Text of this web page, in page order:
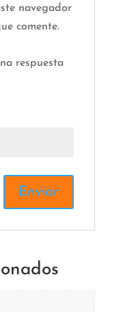
navegador
comente.
respuesta